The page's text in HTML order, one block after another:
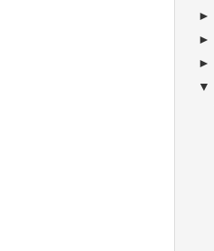
►
►
►
▼